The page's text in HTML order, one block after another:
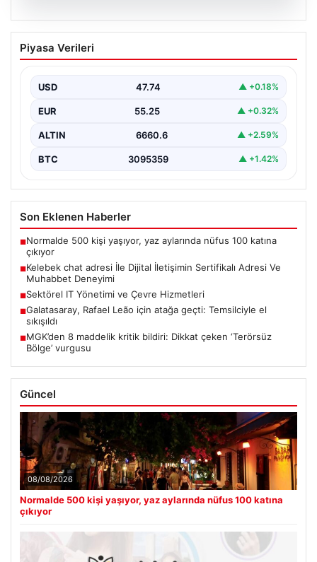
Kelebek chat adresi İle Dijital İletişimin
Sertifikalı Adresi Ve Muhabbet
İnternet çağında bireylerin güvenli bir tarzda irtibat
Piyasa Verileri
USD 47.74 ▲ +0.18%
EUR 55.25 ▲ +0.32%
ALTIN 6660.6 ▲ +2.59%
BTC 3095359 ▲ +1.42%
Son Eklenen Haberler
■Normalde 500 kişi yaşıyor, yaz aylarında nüfus 100 katına
çıkıyor
■Kelebek chat adresi İle Dijital İletişimin Sertifikalı Adresi Ve
Muhabbet Deneyimi
■Sektörel IT Yönetimi ve Çevre Hizmetleri
■Galatasaray, Rafael Leão için atağa geçti: Temsilciyle el
sıkışıldı
■MGK’den 8 maddelik kritik bildiri: Dikkat çeken ‘Terörsüz
Bölge’ vurgusu
Güncel
08/08/2026
Normalde 500 kişi yaşıyor, yaz aylarında nüfus 100 katına
çıkıyor